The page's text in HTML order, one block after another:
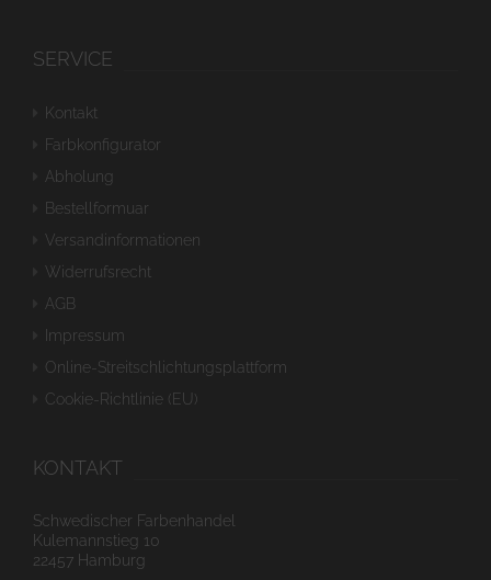
SERVICE
Kontakt
Farbkonfigurator
Abholung
Bestellformuar
Versandinformationen
Widerrufsrecht
AGB
Impressum
Online-Streitschlichtungsplattform
Cookie-Richtlinie (EU)
KONTAKT
Schwedischer Farbenhandel
Kulemannstieg 10
22457 Hamburg